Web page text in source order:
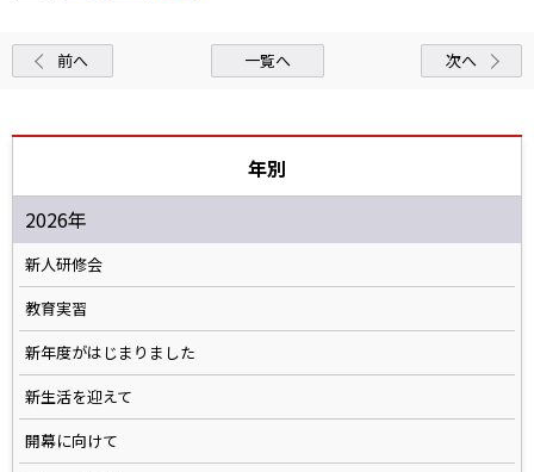
前へ 一覧へ 次へ
年別
2026年
新人研修会
教育実習
新年度がはじまりました
新生活を迎えて
開幕に向けて